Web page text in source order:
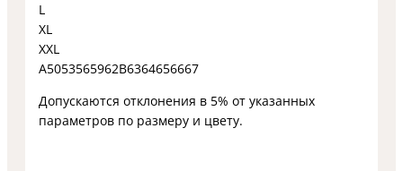
L
XL
XXL
A5053565962B6364656667
Допускаются отклонения в 5% от указанных
параметров по размеру и цвету.